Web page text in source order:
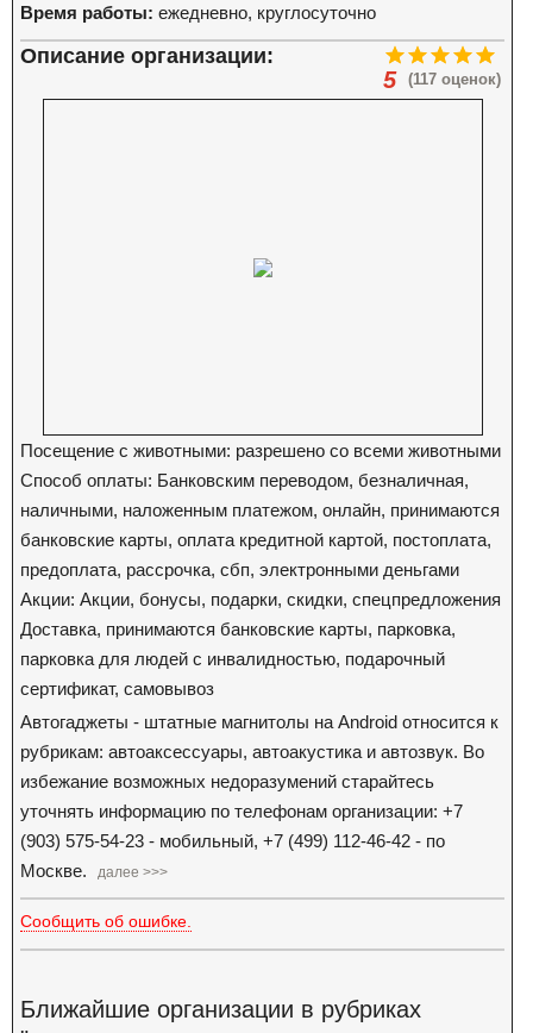
Время работы: ежедневно, круглосуточно
(117 оценок)
5
Описание организации:
Посещение с животными: разрешено со всеми животными
Способ оплаты: Банковским переводом, безналичная,
наличными, наложенным платежом, онлайн, принимаются
банковские карты, оплата кредитной картой, постоплата,
предоплата, рассрочка, сбп, электронными деньгами
Акции: Акции, бонусы, подарки, скидки, спецпредложения
Доставка, принимаются банковские карты, парковка,
парковка для людей с инвалидностью, подарочный
сертификат, самовывоз
Автогаджеты - штатные магнитолы на Android относится к
рубрикам: автоаксессуары, автоакустика и автозвук. Во
избежание возможных недоразумений старайтесь
уточнять информацию по телефонам организации: +7
(903) 575-54-23 - мобильный, +7 (499) 112-46-42 - по
Москве.
далее >>>
Сообщить об ошибке.
Ближайшие организации в рубриках